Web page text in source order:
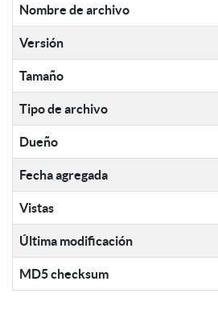
Nombre de archivo
Versión
Tamaño
Tipo de archivo
Dueño
Fecha agregada
Vistas
Última modificación
MD5 checksum